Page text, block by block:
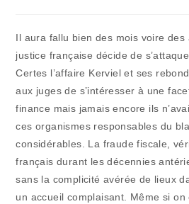
publication :
Il aura fallu bien des mois voire des
justice française décide de
Certes l’affaire Kerviel et ses
aux juges de s’intéresser à une
finance mais jamais encore ils
ces organismes responsables du
considérables. La fraude fiscale,
français durant les décennies
sans la complicité avérée de lieux
un accueil complaisant. Même si